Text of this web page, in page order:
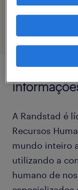
eTalent_JP-
A Randstad é
Recursos
mundo inteiro
utilizando a
humano de